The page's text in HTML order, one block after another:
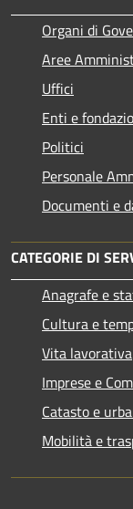
Organi di
Aree
Uffici
Enti e
Politici
Personale
Documenti e
CATEGORIE DI
Anagrafe e
Cultura e
Vita lavorativa
Imprese e
Catasto e
Mobilità e